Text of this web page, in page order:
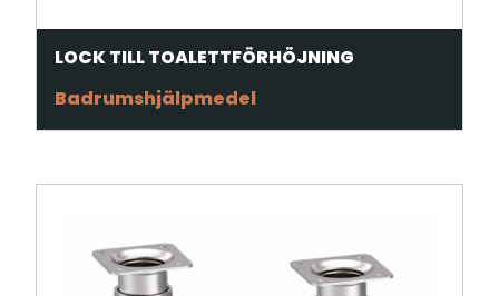
LOCK TILL TOALETTFÖRHÖJNING
Badrumshjälpmedel